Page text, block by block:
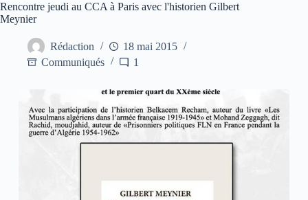
Rencontre jeudi au CCA à Paris avec l'historien Gilbert
Meynier
Rédaction
18 mai 2015
Communiqués
1